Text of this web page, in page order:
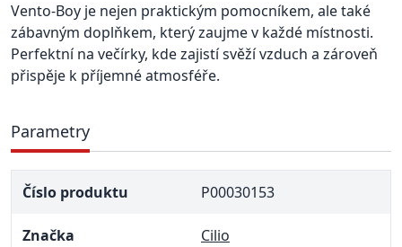
Vento-Boy je nejen praktickým pomocníkem, ale také
zábavným doplňkem, který zaujme v každé místnosti.
Perfektní na večírky, kde zajistí svěží vzduch a zároveň
přispěje k příjemné atmosféře.
Parametry
Číslo produktu P00030153
Značka Cilio